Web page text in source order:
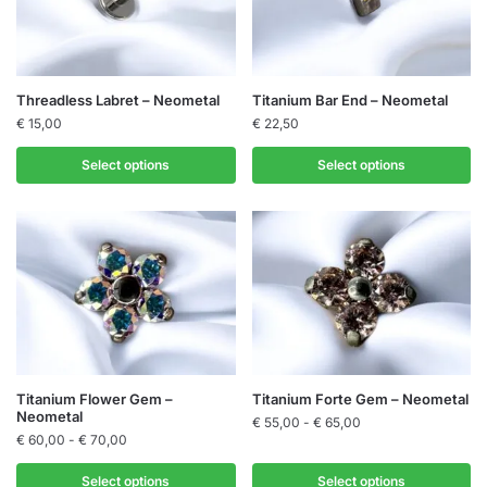
de
productpagina
productpagina
Threadless Labret – Neometal
€ 15,00
Select options
Dit
product
heeft
meerdere
Deze
kan
gekozen
productpagina
Titanium Bar End – Neometal
€ 22,50
Select options
Titanium Flower Gem –
Neometal
€ 60,00 - € 70,00
tot
Select options
Dit
product
heeft
meerdere
Titanium Forte Gem – Neometal
€ 55,00 - € 65,00Prijsklasse:
tot
€ 65,00
Select options
Dit
product
meerdere